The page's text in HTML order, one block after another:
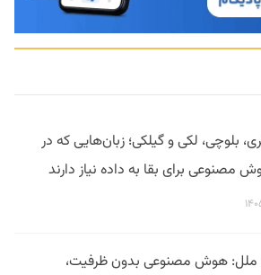
بلوچی، لکی و گیلکی؛ زبان‌هایی که در
مصنوعی برای بقا به داده نیاز دارند
ملل: هوش مصنوعی بدون ظرفیت،